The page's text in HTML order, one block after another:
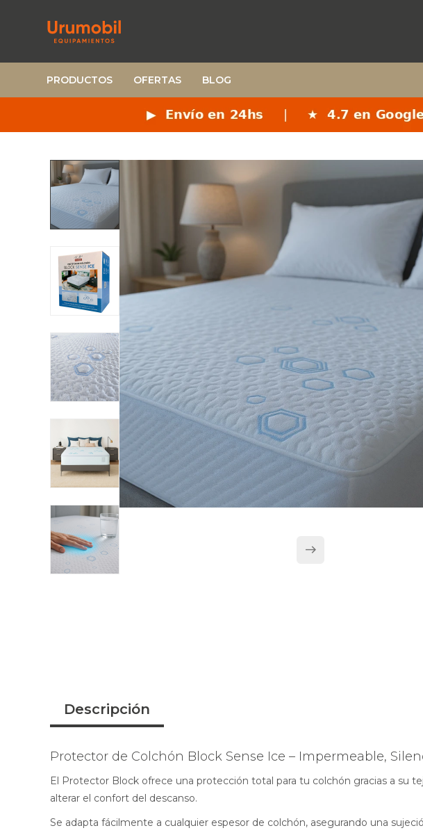
PRODUCTOS OFERTAS BLOG
Descripción
Protector de Colchón Block Sense Ice – Impermeable,
El Protector Block ofrece una protección total para tu colchón gracias a su
alterar el confort del descanso.
Se adapta fácilmente a cualquier espesor de colchón, asegurando una